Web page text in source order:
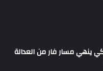
ينهي مسار فار من العدالة